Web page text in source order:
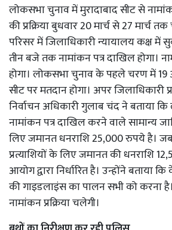
लोकसभा चुनाव में मुरादाबाद सीट से
की प्रक्रिया बुधवार 20 मार्च से 27 मार्च
परिसर में जिलाधिकारी न्यायालय कक्ष में
तीन बजे तक नामांकन पत्र दाखिल होगा।
होगा। लोकसभा चुनाव के पहले चरण में 19
सीट पर मतदान होगा। अपर जिलाधिकारी
निर्वाचन अधिकारी गुलाब चंद ने बताया
नामांकन पत्र दाखिल करने वाले सामान्य
लिए जमानत धनराशि 25,000 रुपये है।
प्रत्याशियों के लिए जमानत की धनराशि
आयोग द्वारा निर्धारित है। उन्होंने बताया
की गाइडलाइंस का पालन सभी को करना
नामांकन प्रक्रिया चलेगी।